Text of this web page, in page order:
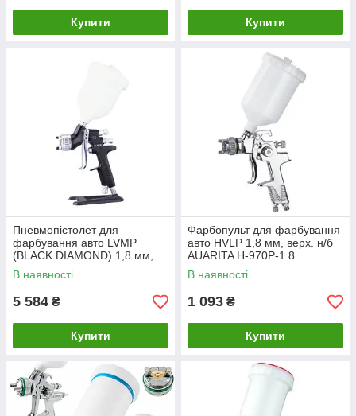
Купити Купити
Пневмопістолет для
фарбування авто LVMP
(BLACK DIAMOND) 1,8 мм,
ВБ пласт. 600 мл ITALCO D-
929-1.8LM
В наявності
5 584 ₴
Купити
Фарбопульт для фарбування
авто HVLP 1,8 мм, верх. н/б
AUARITA H-970P-1.8
В наявності
1 093 ₴
Купити